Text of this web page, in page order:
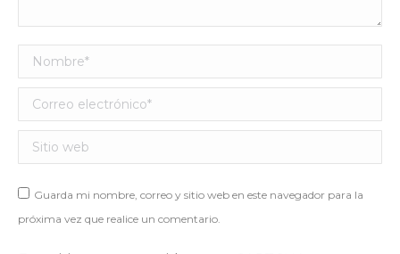
Nombre *
Correo electrónico *
Sitio web
Guarda mi nombre, correo y sitio web en este navegador para la
próxima vez que realice un comentario.